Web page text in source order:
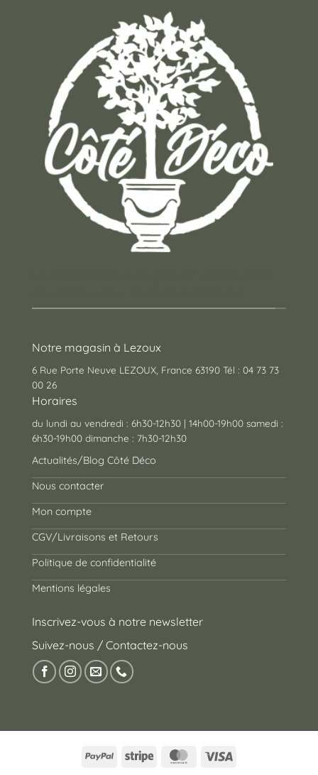
Notre magasin à Lezoux
6 Rue Porte Neuve LEZOUX, France 63190 Tél : 04 73 73
00 26
Horaires
du lundi au vendredi : 6h30-12h30 | 14h00-19h00 samedi :
6h30-19h00 dimanche : 7h30-12h30
Actualités/Blog Côté Déco
Nous contacter
Mon compte
CGV/Livraisons et Retours
Politique de confidentialité
Mentions légales
Inscrivez-vous à notre newsletter
Suivez-nous / Contactez-nous
PayPal Stripe MasterCard